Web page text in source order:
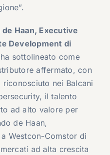
Haan, Executive
Development di
sottolineato come
affermato, con
nei Balcani
il talento
ad alto valore per
de Haan,
Westcon-Comstor di
ad alta crescita